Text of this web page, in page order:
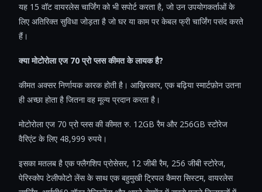
यह 15 वॉट वायरलेस चार्जिंग को भी सपोर्ट करता है, जो उन उपयोगकर्ताओं के
लिए अतिरिक्त सुविधा जोड़ता है जो घर या काम पर केबल फ्री चार्जिंग पसंद करते
हैं।
क्या मोटोरोला एज 70 प्रो प्लस कीमत के लायक है?
कीमत अक्सर निर्णायक कारक होती है। आख़िरकार, एक बढ़िया स्मार्टफ़ोन उतना
ही अच्छा होता है जितना वह मूल्य प्रदान करता है।
मोटोरोला एज 70 प्रो प्लस की कीमत रु. 12GB रैम और 256GB स्टोरेज
वैरिएंट के लिए 48,999 रुपये।
इसका मतलब है एक फ्लैगशिप प्रोसेसर, 12 जीबी रैम, 256 जीबी स्टोरेज,
पेरिस्कोप टेलीफोटो लेंस के साथ एक बहुमुखी ट्रिपल कैमरा सिस्टम, वायरलेस